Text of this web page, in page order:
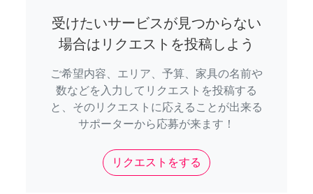
受けたいサービスが見つからない
場合はリクエストを投稿しよう
ご希望内容、エリア、予算、家具の名前や
数などを入力してリクエストを投稿する
と、そのリクエストに応えることが出来る
サポーターから応募が来ます！
リクエストをする